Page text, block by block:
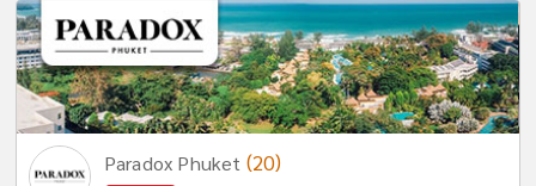
Paradox Phuket (20)